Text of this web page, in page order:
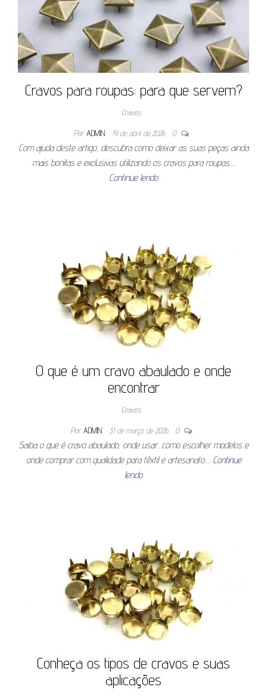
Cravos para roupas: para que servem?
Cravos
Por ADMIN 19 de abril de 2026 0
Com ajuda deste artigo, descubra como deixar as suas peças ainda
mais bonitas e exclusivas utilizando os cravos para roupas.…
Continue lendo
O que é um cravo abaulado e onde
encontrar
Cravos
Por ADMIN 31 de março de 2026 0
Saiba o que é cravo abaulado, onde usar, como escolher modelos e
onde comprar com qualidade para têxtil e artesanato.… Continue
lendo
Conheça os tipos de cravos e suas
aplicações